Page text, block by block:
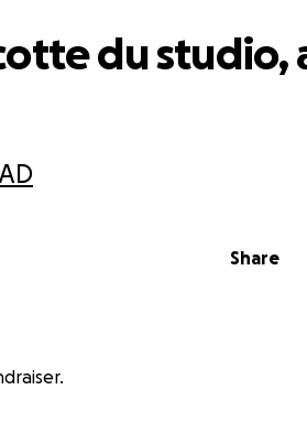
Share
du studio,